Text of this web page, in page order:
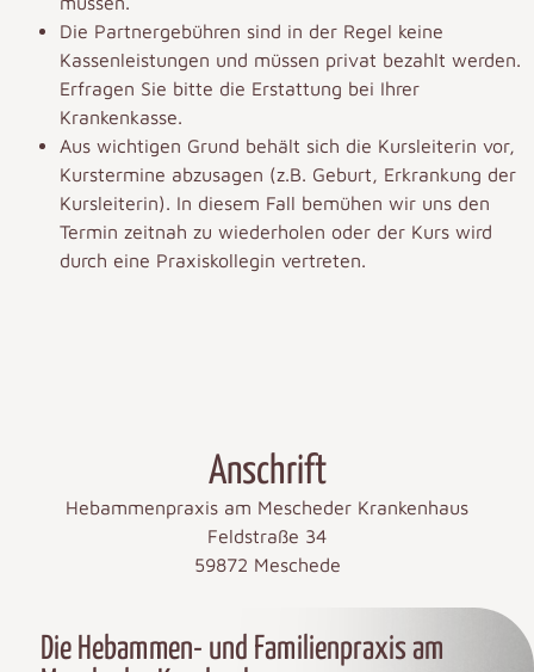
Die Partnergebühren sind in der Regel keine
Kassenleistungen und müssen privat bezahlt werden.
Erfragen Sie bitte die Erstattung bei Ihrer
Krankenkasse.
Aus wichtigen Grund behält sich die Kursleiterin vor,
Kurstermine abzusagen (z.B. Geburt, Erkrankung der
Kursleiterin). In diesem Fall bemühen wir uns den
Termin zeitnah zu wiederholen oder der Kurs wird
durch eine Praxiskollegin vertreten.
Anschrift
Hebammenpraxis am Mescheder Krankenhaus
Feldstraße 34
59872 Meschede
Die Hebammen- und Familienpraxis am